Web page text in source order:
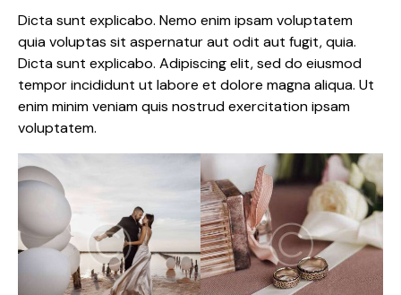
Dicta sunt explicabo. Nemo enim ipsam voluptatem
quia voluptas sit aspernatur aut odit aut fugit, quia.
Dicta sunt explicabo. Adipiscing elit, sed do eiusmod
tempor incididunt ut labore et dolore magna aliqua. Ut
enim minim veniam quis nostrud exercitation ipsam
voluptatem.